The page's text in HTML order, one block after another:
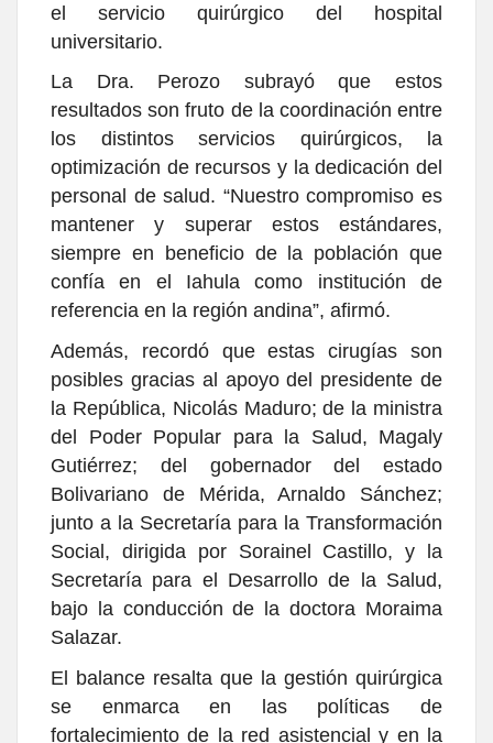
el servicio quirúrgico del hospital
universitario.
La Dra. Perozo subrayó que estos
resultados son fruto de la coordinación entre
los distintos servicios quirúrgicos, la
optimización de recursos y la dedicación del
personal de salud. “Nuestro compromiso es
mantener y superar estos estándares,
siempre en beneficio de la población que
confía en el Iahula como institución de
referencia en la región andina”, afirmó.
Además, recordó que estas cirugías son
posibles gracias al apoyo del presidente de
la República, Nicolás Maduro; de la ministra
del Poder Popular para la Salud, Magaly
Gutiérrez; del gobernador del estado
Bolivariano de Mérida, Arnaldo Sánchez;
junto a la Secretaría para la Transformación
Social, dirigida por Sorainel Castillo, y la
Secretaría para el Desarrollo de la Salud,
bajo la conducción de la doctora Moraima
Salazar.
El balance resalta que la gestión quirúrgica
se enmarca en las políticas de
fortalecimiento de la red asistencial y en la